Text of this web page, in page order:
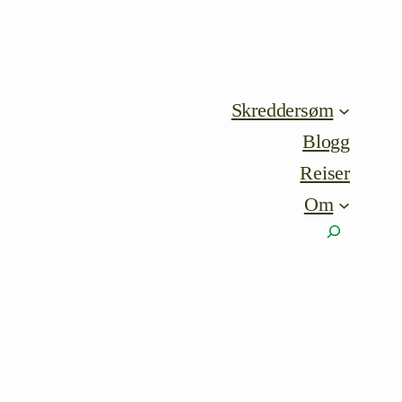
Skreddersøm
Blogg
Reiser
Om
Søk